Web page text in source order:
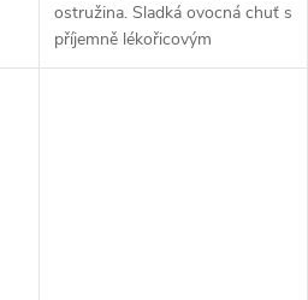
ostružina. Sladká ovocná chuť s
příjemně lékořicovým
dozvukem.